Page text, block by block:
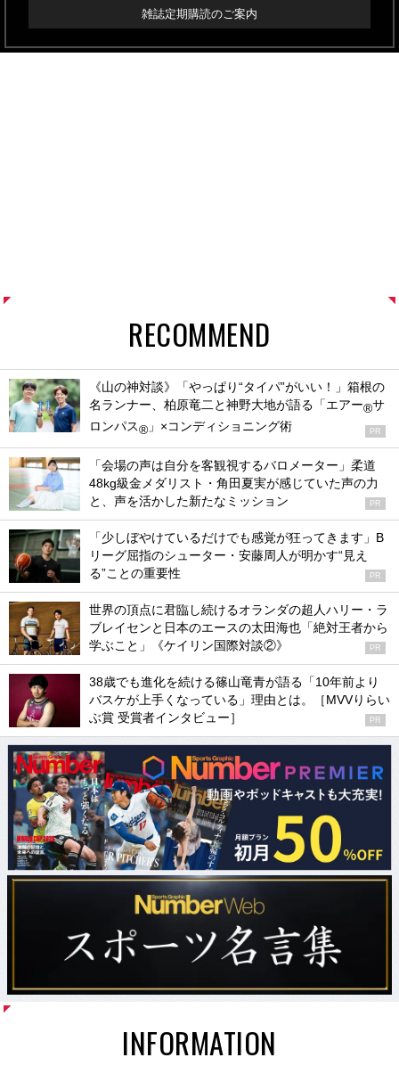
雑誌定期購読のご案内
RECOMMEND
《山の神対談》「やっぱり“タイパ”がいい！」箱根の
名ランナー、柏原竜二と神野大地が語る「エアー®サ
ロンパス® 」×コンディショニング術 PR
「会場の声は自分を客観視するバロメーター」柔道
48kg級金メダリスト・角田夏実が感じていた声の力
と、声を活かした新たなミッション
PR
「少しぼやけているだけでも感覚が狂ってきます」B
リーグ屈指のシューター・安藤周人が明かす“見え
る”ことの重要性
PR
世界の頂点に君臨し続けるオランダの超人ハリー・ラ
ブレイセンと日本のエースの太田海也「絶対王者から
学ぶこと」《ケイリン国際対談②》
PR
38歳でも進化を続ける篠山竜青が語る「10年前より
バスケが上手くなっている」理由とは。［MVVりらい
ぶ賞 受賞者インタビュー］
PR
INFORMATION